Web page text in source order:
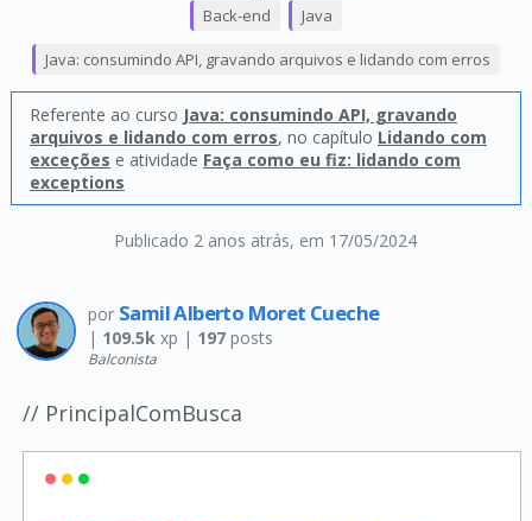
Publicado 2 anos atrás, em 17/05/2024
Back-end Java
Java: consumindo API, gravando arquivos e lidando com erros
Referente ao curso Java: consumindo API, gravando
arquivos e lidando com erros, no capítulo Lidando com
exceções e atividade Faça como eu fiz: lidando com
exceptions
por Samil Alberto Moret Cueche
| 109.5kxp | 197posts
Balconista
// PrincipalComBusca